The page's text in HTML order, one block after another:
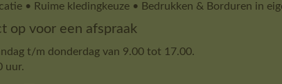
• Ruime kledingkeuze • Bedrukken & Borduren in
op voor een afspraak
t/m donderdag van 9.00 tot 17.00.
uur.